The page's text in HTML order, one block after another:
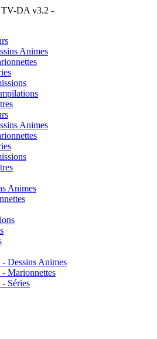
DA v3.2 -
Animes
Animes
Animes
Dessins Animes
Marionnettes
Séries